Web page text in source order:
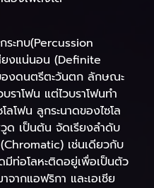
ระทบ(Percussion
งแน่นอน (Definite
องดนตรีตะวันตก ลักษณะ
ราโฟน แต่ไวบราโฟนทำ
ลโฟน ลูกระนาดของไซโล
ด เป็นต้น จัดเรียงลำดับ
เช่นเดียวกับ
มีท่อโลหะติดอยู่เพื่อเป็นตัว
ากแอฟริกา และเอเชีย